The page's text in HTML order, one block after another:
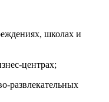
школах и
центрах;
развлекательных